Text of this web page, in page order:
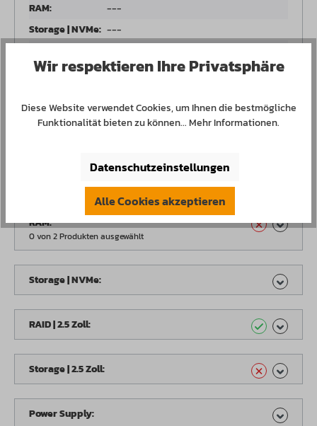
RAM:
---
Storage | NVMe: ---
Power Supply:
---
Accessories:
---
RAM:
0 von 2 Produkten ausgewählt
Storage | NVMe:
RAID | 2.5 Zoll:
Storage | 2.5 Zoll:
Power Supply:
Wir respektieren Ihre Privatsphäre
Diese Website verwendet Cookies, um Ihnen die bestmögliche
Funktionalität bieten zu können...Mehr Informationen.
Datenschutzeinstellungen
Alle Cookies akzeptieren